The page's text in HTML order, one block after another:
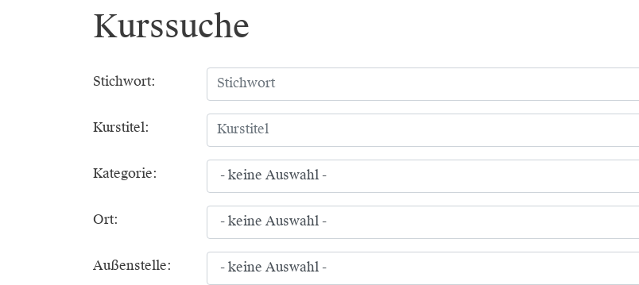
Kurssuche
Stichwort:
Kurstitel:
Kategorie:
Ort:
Außenstelle: